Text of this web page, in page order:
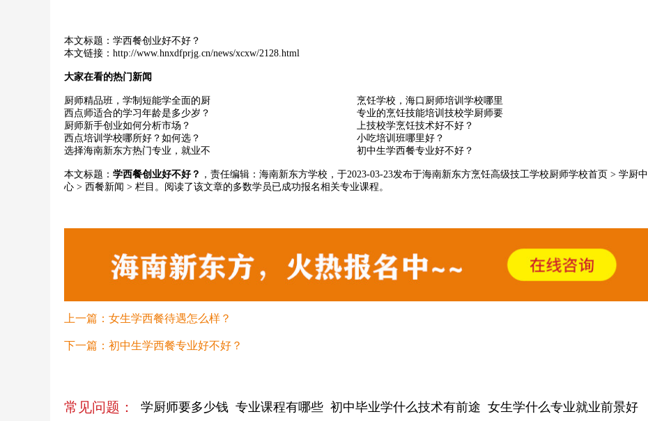
本文标题： 学西餐创业好不好？
本文链接： http://www.hnxdfprjg.cn/news/xcxw/2128.html
大家在看的热门新闻
厨师精品班，学制短能学全面的厨
烹饪学校，海口厨师培训学校哪里
西点师适合的学习年龄是多少岁？
专业的烹饪技能培训技校学厨师要
厨师新手创业如何分析市场？
上技校学烹饪技术好不好？
西点培训学校哪所好？如何选？
小吃培训班哪里好？
选择海南新东方热门专业，就业不
初中生学西餐专业好不好？
本文标题： 学西餐创业好不好？ ，责任编辑：海南新东方学校，于2023-03-23发布于海南新东方烹饪高级技工学校厨师学校首页 > 学厨中
心 > 西餐新闻 > 栏目。阅读了该文章的多数学员已成功报名相关专业课程。
上一篇： 女生学西餐待遇怎么样？
下一篇： 初中生学西餐专业好不好？
常见问题： 学厨师要多少钱 专业课程有哪些 初中毕业学什么技术有前途 女生学什么专业就业前景好